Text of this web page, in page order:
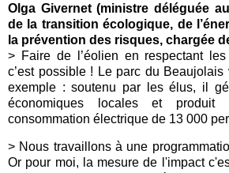
Olga Givernet (ministre déléguée
de la transition écologique, de
la prévention des risques, chargée
> Faire de l’éolien en respectant
c’est possible ! Le parc du
exemple : soutenu par les élus, il
économiques locales et produit
consommation électrique de 13 000
> Nous travaillons à une
Or pour moi, la mesure de l'impact